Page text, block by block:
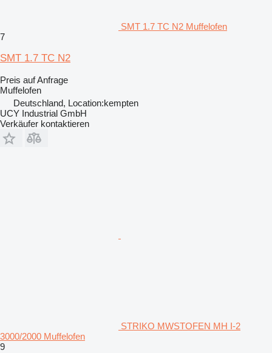
SMT 1.7 TC N2 Muffelofen
7
SMT 1.7 TC N2
Preis auf Anfrage
Muffelofen
Deutschland, Location:kempten
UCY Industrial GmbH
Verkäufer kontaktieren
STRIKO MWSTOFEN MH I-2
3000/2000 Muffelofen
9